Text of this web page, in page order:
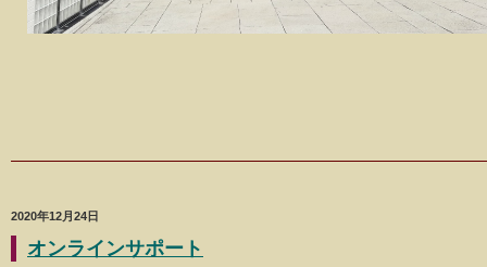
2020年12月24日
オンラインサポート